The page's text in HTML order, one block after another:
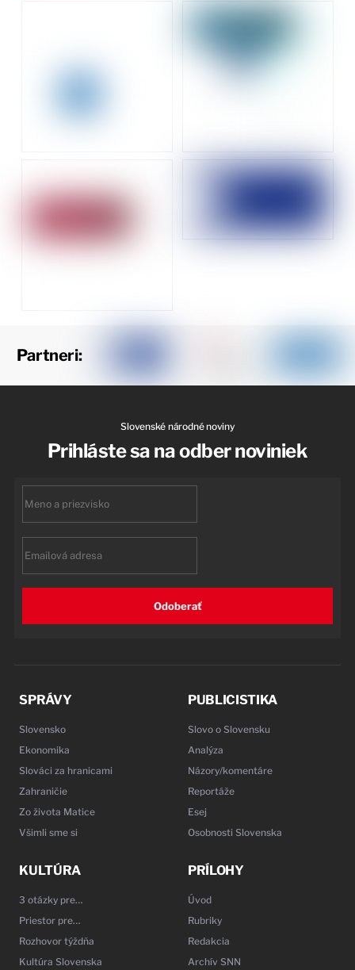
Partneri:
Slovenské národné noviny
Prihláste sa na odber noviniek
Odoberať
SPRÁVY
Slovensko
Ekonomika
Slováci za hranicami
Zahraničie
Zo života Matice
Všimli sme si
PUBLICISTIKA
Slovo o Slovensku
Analýza
Názory/komentáre
Reportáže
Esej
Osobnosti Slovenska
KULTÚRA
3 otázky pre…
Priestor pre…
Rozhovor týždňa
Kultúra Slovenska
PRÍLOHY
Úvod
Rubriky
Redakcia
Archív SNN